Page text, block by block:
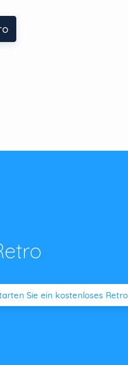
Sie ein kostenloses Retro